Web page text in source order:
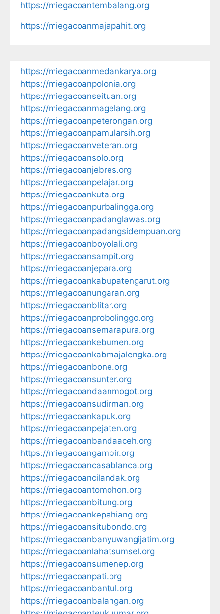
https://miegacoantembalang.org
https://miegacoanmajapahit.org
https://miegacoanmedankarya.org
https://miegacoanpolonia.org
https://miegacoanseituan.org
https://miegacoanmagelang.org
https://miegacoanpeterongan.org
https://miegacoanpamularsih.org
https://miegacoanveteran.org
https://miegacoansolo.org
https://miegacoanjebres.org
https://miegacoanpelajar.org
https://miegacoankuta.org
https://miegacoanpurbalingga.org
https://miegacoanpadanglawas.org
https://miegacoanpadangsidempuan.org
https://miegacoanboyolali.org
https://miegacoansampit.org
https://miegacoanjepara.org
https://miegacoankabupatengarut.org
https://miegacoanungaran.org
https://miegacoanblitar.org
https://miegacoanprobolinggo.org
https://miegacoansemarapura.org
https://miegacoankebumen.org
https://miegacoankabmajalengka.org
https://miegacoanbone.org
https://miegacoansunter.org
https://miegacoandaanmogot.org
https://miegacoansudirman.org
https://miegacoankapuk.org
https://miegacoanpejaten.org
https://miegacoanbandaaceh.org
https://miegacoangambir.org
https://miegacoancasablanca.org
https://miegacoancilandak.org
https://miegacoantomohon.org
https://miegacoanbitung.org
https://miegacoankepahiang.org
https://miegacoansitubondo.org
https://miegacoanbanyuwangijatim.org
https://miegacoanlahatsumsel.org
https://miegacoansumenep.org
https://miegacoanpati.org
https://miegacoanbantul.org
https://miegacoanbalangan.org